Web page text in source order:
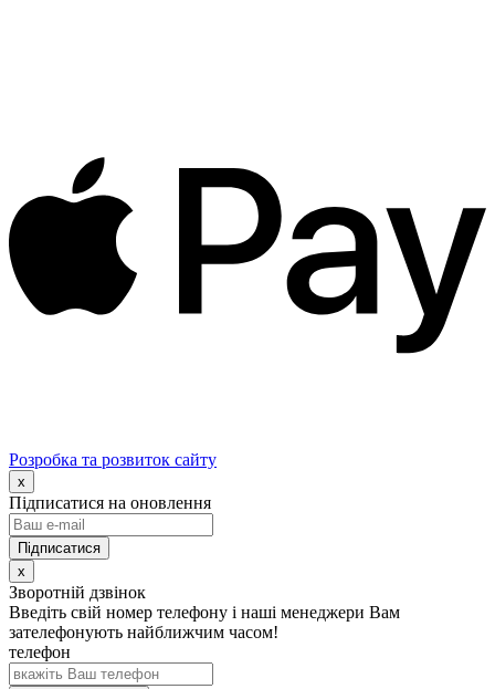
Розробка та розвиток сайту
x
Підписатися на оновлення
x
Зворотній дзвінок
Введіть свій номер телефону і наші менеджери Вам
зателефонують найближчим часом!
телефон